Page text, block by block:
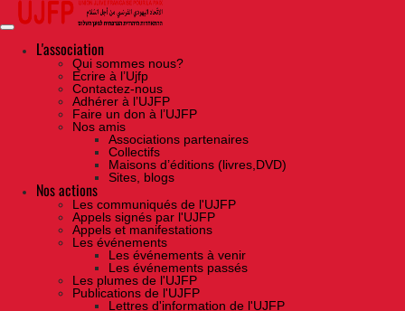
Skip
the
contentL'association
Qui sommes nous?
Ecrire à l’Ujfp
Contactez-nous
Adhérer à l’UJFP
Faire un don à l’UJFP
Nos amis
Associations partenaires
Collectifs
Maisons d’éditions (livres,DVD)
Sites, blogs
Nos actions
Les communiqués de l'UJFP
Appels signés par l'UJFP
Appels et manifestations
Les événements
Les événements à venir
Les événements passés
Les plumes de l'UJFP
Publications de l'UJFP
Lettres d'information de l'UJFP